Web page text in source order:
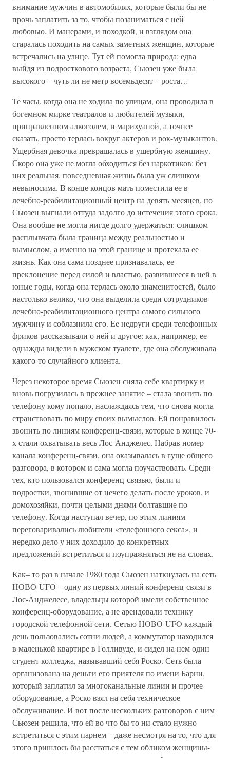
внимание мужчин в автомобилях, которые были бы не
прочь заплатить за то, чтобы позаниматься с ней
любовью. И манерами, и походкой, и взглядом она
старалась походить на самых заметных женщин, которые
встречались на улице. Тут ей помогла природа: едва
выйдя из подросткового возраста, Сьюзен уже была
высокого – чуть ли не метр восемьдесят – роста…
Те часы, когда она не ходила по улицам, она проводила в
богемном мирке театралов и любителей музыки,
приправленном алкоголем, и марихуаной, а точнее
сказать, просто терлась вокруг актеров и рок-музыкантов.
Ущербная девочка превращалась в ущербную женщину.
Скоро она уже не могла обходиться без наркотиков: без
них реальная. повседневная жизнь была уж слишком
невыносима. В конце концов мать поместила ее в
лечебно-реабилитационный центр на девять месяцев, но
Сьюзен выгнали оттуда задолго до истечения этого срока.
Она вообще не могла нигде долго удержаться: слишком
расплывчата была граница между реальностью и
вымыслом, а именно на этой границе и протекала ее
жизнь. Как она сама позднее признавалась, ее
преклонение перед силой и властью, развившееся в ней в
юные годы, когда она терлась около знаменитостей, было
настолько велико, что она выделила среди сотрудников
лечебно-реабилитационного центра самого сильного
мужчину и соблазнила его. Ее недруги среди телефонных
фриков рассказывали о ней и другое: как, например, ее
однажды видели в мужском туалете, где она обслуживала
какого-то случайного клиента.
Через некоторое время Сьюзен сняла себе квартирку и
вновь погрузилась в прежнее занятие – стала звонить по
телефону кому попало, наслаждаясь тем, что снова могла
странствовать по миру своих вымыслов. Ей понравилось
звонить по линиям конференц-связи, которые в конце 70-
х стали охватывать весь Лос-Анджелес. Набрав номер
канала конференц-связи, она оказывалась в гуще общего
разговора, в котором и сама могла поучаствовать. Среди
тех, кто пользовался конференц-связью, были и
подростки, звонившие от нечего делать после уроков, и
домохозяйки, почти целыми днями болтавшие по
телефону. Когда наступал вечер, по этим линиям
переговаривались любители «телефонного секса», и
нередко дело у них доходило до конкретных
предложений встретиться и поупражняться не на словах.
Как– то раз в начале 1980 года Сьюзен наткнулась на сеть
НОВО-UFO – одну из первых линий конференц-связи в
Лос-Анджелесе, владельцы которой имели собственное
конференц-оборудование, а не арендовали технику
городской телефонной сети. Сетью HOBO-UFO каждый
день пользовались сотни людей, а коммутатор находился
в маленькой квартире в Голливуде, и сидел на нем один
студент колледжа, называвший себя Роско. Сеть была
организована на деньги его приятеля по имени Барни,
который заплатил за многоканальные линии и прочее
оборудование, а Роско взял на себя техническое
обслуживание. И вот после нескольких разговоров с ним
Сьюзен решила, что ей во что бы то ни стало нужно
встретиться с этим парнем – даже несмотря на то, что для
этого пришлось бы расстаться с тем обликом женщины-